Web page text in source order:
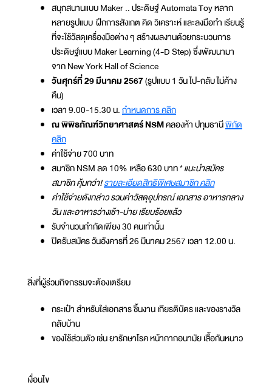
สนุกสนานแบบ Maker .. ประดิษฐ์ Automata Toy หลาก
หลายรูปแบบ ฝึกการสังเกต คิด วิเคราะห์ และลงมือทำ เรียนรู้
ที่จะใช้วัสดุเครื่องมือต่าง ๆ สร้างผลงานด้วยกระบวนการ
ประดิษฐ์แบบ Maker Learning (4-D Step) ซึ่งพัฒนามา
จาก New York Hall of Science
วันศุกร์ที่ 29 มีนาคม 2567(รูปแบบ 1 วัน ไป-กลับ ไม่ค้าง
คืน)
เวลา 9.00-15.30 น.กำหนดการ คลิก
ณ พิพิธภัณฑ์วิทยาศาสตร์ NSMคลองห้า ปทุมธานีพิกัด
คลิก
ค่าใช้จ่าย 700 บาท
สมาชิก NSM ลด 10% เหลือ 630 บาท *แนะนำสมัคร
สมาชิก คุ้มกว่า!รายละเอียดสิทธิพิเศษสมาชิก คลิก
ค่าใช้จ่ายดังกล่าว รวมค่าวัสดุอุปกรณ์ เอกสาร อาหารกลาง
วัน และอาหารว่างเช้า-บ่าย เรียบร้อยแล้ว
รับจำนวนกำกัดเพียง 30 คนเท่านั้น
ปิดรับสมัคร วันอังคารที่ 26 มีนาคม 2567 เวลา 12.00 น.
สิ่งที่ผู้ร่วมกิจกรรมจะต้องเตรียม
กระเป๋า สำหรับใส่เอกสาร ชิ้นงาน เกียรติบัตร และของรางวัล
กลับบ้าน
ของใช้ส่วนตัว เช่น ยารักษาโรค หน้ากากอนามัย เสื้อกันหนาว
เงื่อนไข